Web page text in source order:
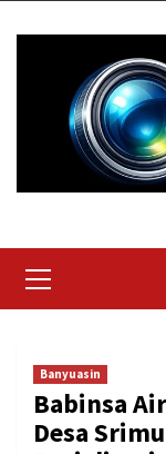
Menu
Banyuasin
Babinsa
Desa